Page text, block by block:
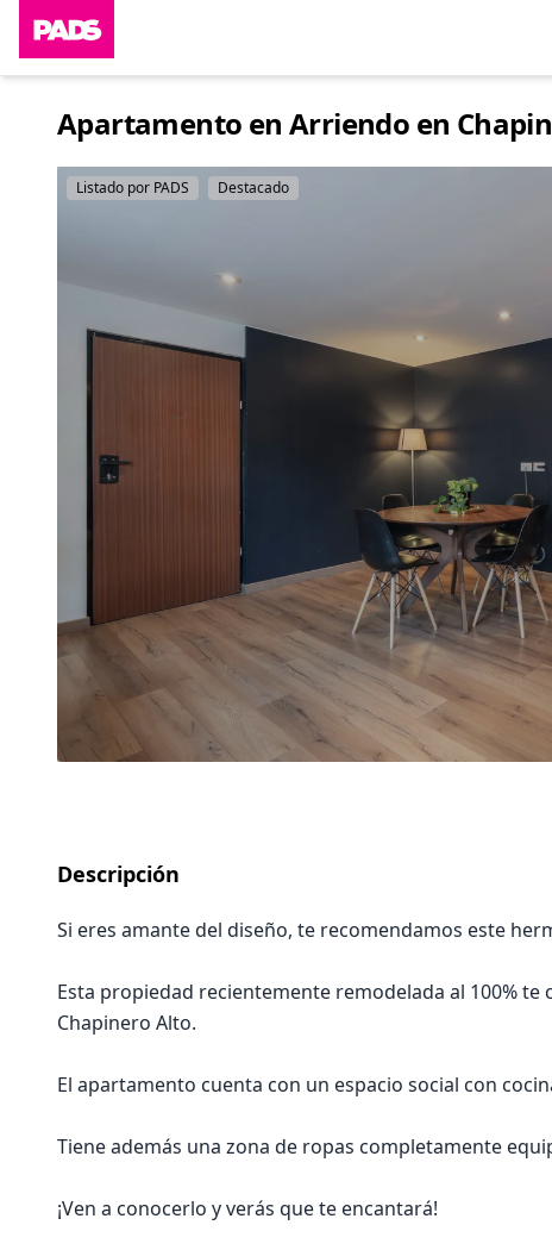
Apartamento en Arriendo en
Listado por PADS Destacado
Descripción
Si eres amante del diseño, te recomendamos este
Esta propiedad recientemente remodelada al 100% te
Chapinero Alto.
El apartamento cuenta con un espacio social con
Tiene además una zona de ropas completamente
¡Ven a conocerlo y verás que te encantará!